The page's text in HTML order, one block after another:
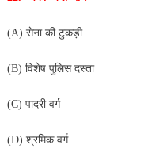
(A) सेना की टुकड़ी
(B) विशेष पुलिस दस्ता
(C) पादरी वर्ग
(D) श्रमिक वर्ग